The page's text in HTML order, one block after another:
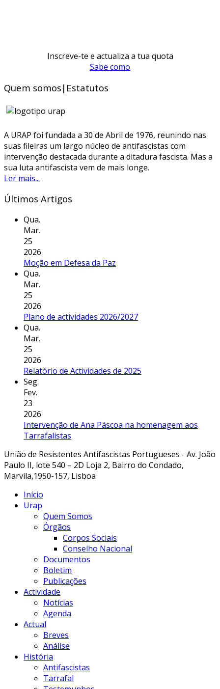
Inscreve-te e actualiza a tua quota
Sabe como
Quem somos|Estatutos
A URAP foi fundada a 30 de Abril de 1976, reunindo nas
suas fileiras um largo núcleo de antifascistas com
intervenção destacada durante a ditadura fascista. Mas a
sua luta antifascista vem de mais longe.
Ler mais...
Últimos Artigos
Qua.
Mar.
25
2026
Moção em Defesa da Paz
Qua.
Mar.
25
2026
Plano de actividades 2026/2027
Qua.
Mar.
25
2026
Relatório de Actividades de 2025
Seg.
Fev.
23
2026
Intervenção de Ana Páscoa na homenagem aos
Tarrafalistas
União de Resistentes Antifascistas Portugueses - Av. João
Paulo II, lote 540 – 2D Loja 2, Bairro do Condado,
Marvila,1950-157, Lisboa
Início
Urap
Quem Somos
Órgãos
Corpos Sociais
Conselho Nacional
Documentos
Boletim
Publicações
Actividade
Notícias
Agenda
Actual
Breves
Análise
História
Antifascistas
Tarrafal